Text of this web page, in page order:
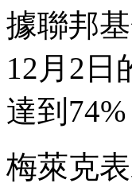
據聯邦
12月2日
達到
梅萊克